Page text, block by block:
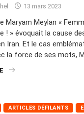
13 mars 2023
Maryam Meylan «
! » évoquait la cause
Iran. Et le cas
la force de ses mots,
ARTICLES DÉFILANTS